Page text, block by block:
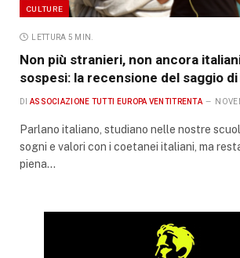
CULTURE
LETTURA 5 MIN.
Non più stranieri, non ancora
sospesi: la recensione del saggio
DI ASSOCIAZIONE TUTTI EUROPA VENTITRENTA
Parlano italiano, studiano nelle nostre
sogni e valori con i coetanei italiani, ma
piena…